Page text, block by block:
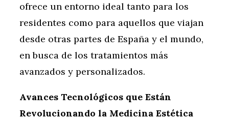
ofrece un entorno ideal tanto para los
residentes como para aquellos que viajan
desde otras partes de España y el mundo,
en busca de los tratamientos más
avanzados y personalizados.
Avances Tecnológicos que Están
Revolucionando la Medicina Estética